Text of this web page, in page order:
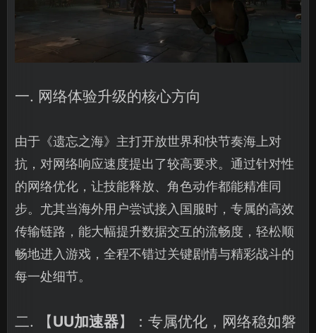
一. 网络体验升级的核心方向
由于《遗忘之海》主打开放世界和快节奏海上对
抗，对网络响应速度提出了较高要求。通过针对性
的网络优化，让技能释放、角色动作都能精准同
步。尤其当海外用户尝试接入国服时，专属的高效
传输链路，能大幅提升数据交互的流畅度，轻松顺
畅地进入游戏，全程不错过关键剧情与精彩战斗的
每一处细节。
二. 【UU加速器】：专属优化，网络稳如磐